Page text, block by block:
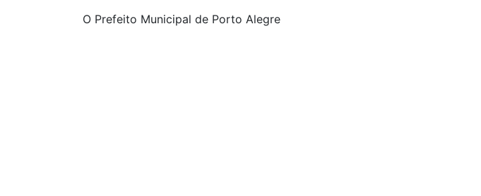
O Prefeito Municipal de Porto Alegre